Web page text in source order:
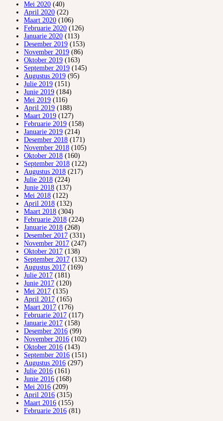
Mei 2020 (40)
April 2020 (22)
Maart 2020 (106)
Februarie 2020 (126)
Januarie 2020 (113)
Desember 2019 (153)
November 2019 (86)
Oktober 2019 (163)
September 2019 (145)
Augustus 2019 (95)
Julie 2019 (151)
Junie 2019 (184)
Mei 2019 (116)
April 2019 (188)
Maart 2019 (127)
Februarie 2019 (158)
Januarie 2019 (214)
Desember 2018 (171)
November 2018 (105)
Oktober 2018 (160)
September 2018 (122)
Augustus 2018 (217)
Julie 2018 (224)
Junie 2018 (137)
Mei 2018 (122)
April 2018 (132)
Maart 2018 (304)
Februarie 2018 (224)
Januarie 2018 (268)
Desember 2017 (331)
November 2017 (247)
Oktober 2017 (138)
September 2017 (132)
Augustus 2017 (169)
Julie 2017 (181)
Junie 2017 (120)
Mei 2017 (135)
April 2017 (165)
Maart 2017 (176)
Februarie 2017 (117)
Januarie 2017 (158)
Desember 2016 (99)
November 2016 (102)
Oktober 2016 (143)
September 2016 (151)
Augustus 2016 (297)
Julie 2016 (161)
Junie 2016 (168)
Mei 2016 (209)
April 2016 (315)
Maart 2016 (155)
Februarie 2016 (81)